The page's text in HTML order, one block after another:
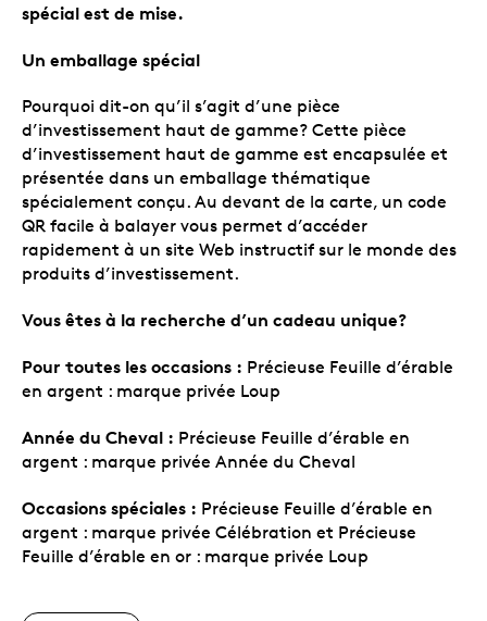
spécial est de mise.
Un emballage spécial
Pourquoi dit-on qu’il s’agit d’une pièce
d’investissement haut de gamme? Cette pièce
d’investissement haut de gamme est encapsulée et
présentée dans un emballage thématique
spécialement conçu. Au devant de la carte, un code
QR facile à balayer vous permet d’accéder
rapidement à un site Web instructif sur le monde des
produits d’investissement.
Vous êtes à la recherche d’un cadeau unique?
Pour toutes les occasions : Précieuse Feuille d’érable
en argent : marque privée Loup
Année du Cheval : Précieuse Feuille d’érable en
argent : marque privée Année du Cheval
Occasions spéciales : Précieuse Feuille d’érable en
argent : marque privée Célébration et Précieuse
Feuille d’érable en or : marque privée Loup